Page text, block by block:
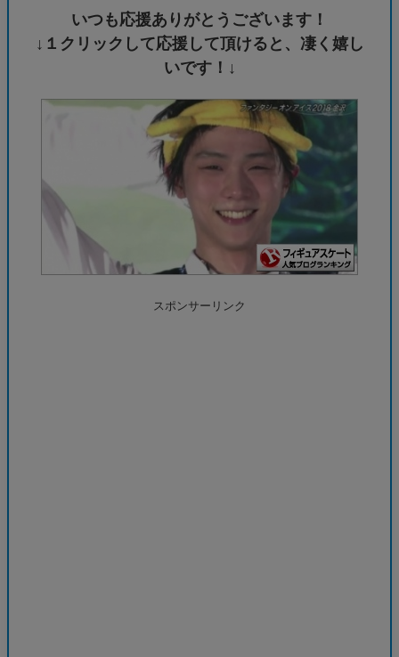
いつも応援ありがとうございます！
↓１クリックして応援して頂けると、凄く嬉し
いです！↓
スポンサーリンク